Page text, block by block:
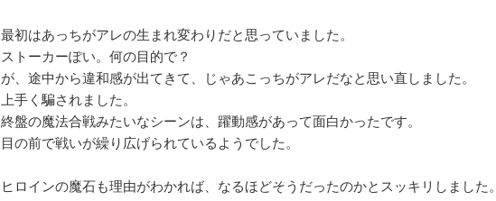
最初はあっちがアレの生まれ変わりだと思っていました。
ストーカーぽい。何の目的で？
が、途中から違和感が出てきて、じゃあこっちがアレだなと思い直しました。
上手く騙されました。
終盤の魔法合戦みたいなシーンは、躍動感があって面白かったです。
目の前で戦いが繰り広げられているようでした。
ヒロインの魔石も理由がわかれば、なるほどそうだったのかとスッキリしました。